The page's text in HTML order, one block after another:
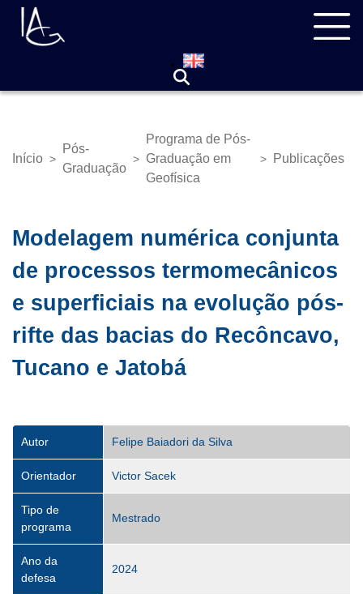
Pular
para
Trilha
Início >
Pós-
Graduação
>
Programa de Pós-
Graduação em
Geofísica
> Publicações
Modelagem numérica conjunta
de processos termomecânicos
e superficiais na evolução pós-
rifte das bacias do Recôncavo,
Tucano e Jatobá
Autor Felipe Baiadori da Silva
Orientador Victor Sacek
Tipo de
programa
Mestrado
Ano da
defesa
2024